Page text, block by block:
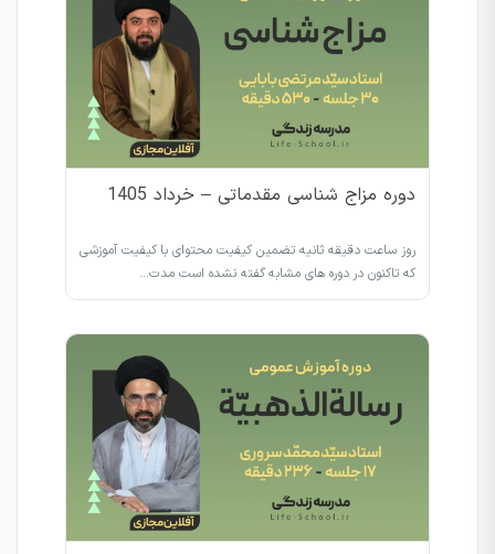
دوره مزاج شناسی مقدماتی – خرداد 1405
روز ساعت دقیقه ثانیه تضمین کیفیت محتوای با کیفیت آموزشی
که تاکنون در دوره های مشابه گفته نشده است مدت…